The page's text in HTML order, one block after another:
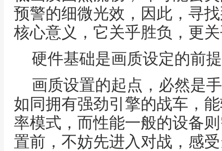
预警的细微光效，因此，寻
核心意义，它关乎胜负，更
硬件基础是画质设定的前提
画质设置的起点，必然是
如同拥有强劲引擎的战车，
率模式，而性能一般的设备
置前，不妨先进入对战，感